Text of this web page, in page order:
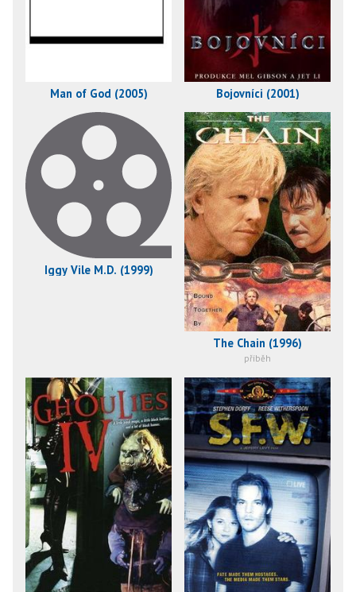
Man of God (2005) Bojovníci (2001)
Iggy Vile M.D. (1999)
The Chain (1996)
příběh